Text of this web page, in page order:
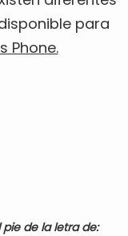
para
Phone.
de la letra de: